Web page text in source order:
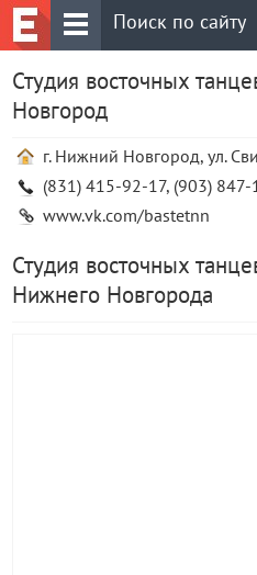
Студия восточных
Новгород
г. Нижний Новгород, ул.
(831) 415-92-17, (903)
www.vk.com/bastetnn
Студия восточных
Нижнего Новгорода